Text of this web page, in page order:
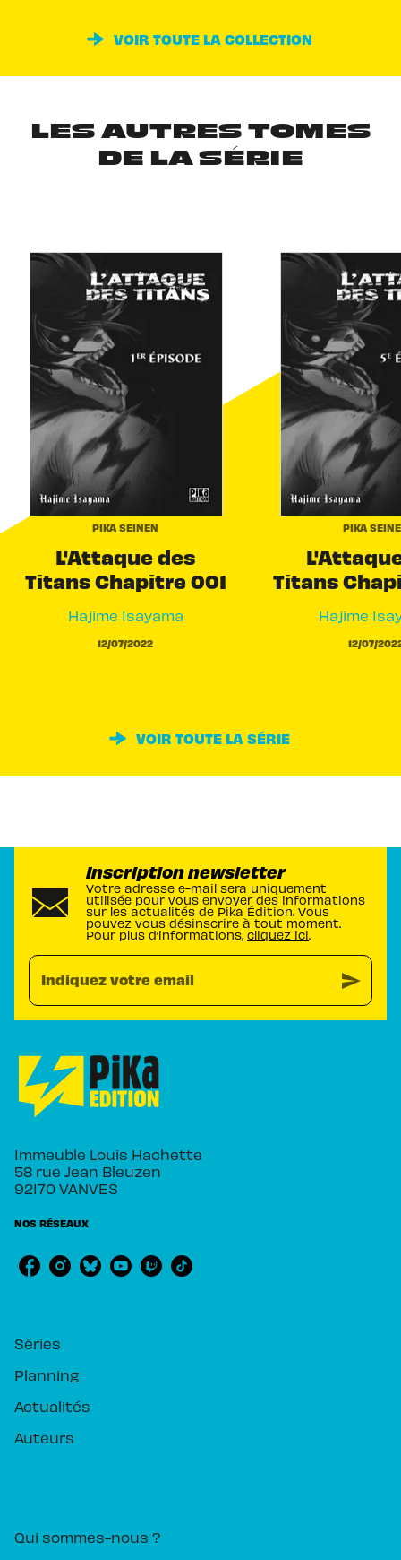
VOIR TOUTE LA COLLECTION
LES AUTRES TOMES
DE LA SÉRIE
PIKA SEINEN
L'Attaque des
Titans Chapitre 001
Hajime Isayama
12/07/2022
PIKA
Titans
Hajime
12/07/
VOIR TOUTE LA SÉRIE
Inscription newsletter
Votre adresse e-mail sera uniquement
utilisée pour vous envoyer des informations
sur les actualités de Pika Édition. Vous
pouvez vous désinscrire à tout moment.
Pour plus d’informations, cliquez ici.
Indiquez votre email send
Immeuble Louis Hachette
58 rue Jean Bleuzen
92170 VANVES
NOS RÉSEAUX
Séries
Planning
Actualités
Auteurs
Qui sommes-nous ?